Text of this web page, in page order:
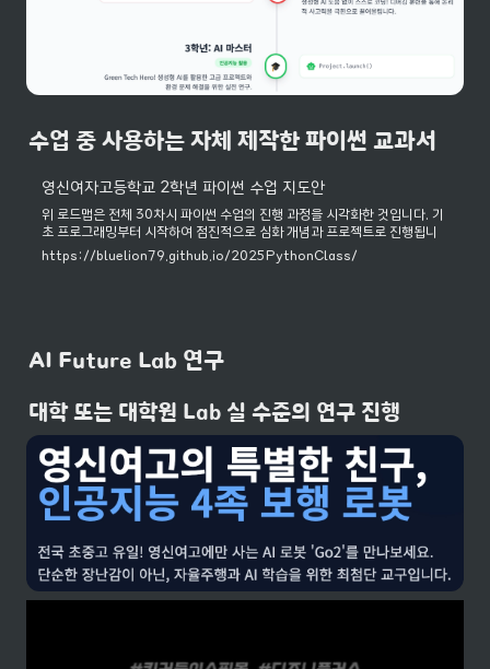
수업 중 사용하는 자체 제작한 파이썬 교과서
영신여자고등학교 2학년 파이썬 수업 지도안
위 로드맵은 전체 30차시 파이썬 수업의 진행 과정을 시각화한 것입니다. 기
초 프로그래밍부터 시작하여 점진적으로 심화 개념과 프로젝트로 진행됩니
다.
https://bluelion79.github.io/2025PythonClass/
AI Future Lab 연구
대학 또는 대학원 Lab 실 수준의 연구 진행